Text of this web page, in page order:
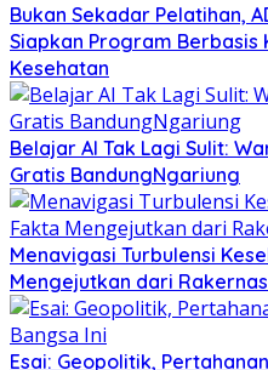
Bukan Sekadar Pelatihan,
Siapkan Program Berbasis
Kesehatan
Belajar AI Tak Lagi Sulit:
Gratis BandungNgariung
Menavigasi Turbulensi
Mengejutkan dari Rakernas
Esai: Geopolitik,